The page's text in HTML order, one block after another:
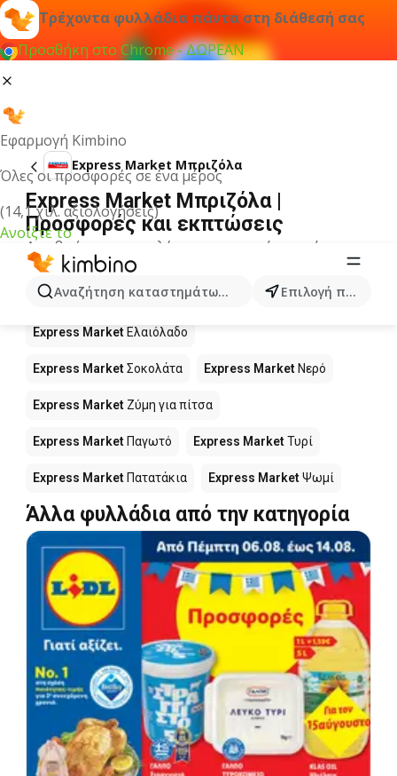
Τρέχοντα φυλλάδια πάντα στη διάθεσή σας
Προσθήκη στο Chrome - ΔΩΡΕΑΝ
Εφαρμογή Kimbino
Όλες οι προσφορές σε ένα μέρος
(14,1 χιλ. αξιολογήσεις)
Ανοίξτε το
Αναζήτηση καταστημάτων, κατηγοριών, προϊόντων...
Επιλογή πόλης
Express Market Μπριζόλα
Express Market Μπριζόλα |
Προσφορές και εκπτώσεις
Δεν βρήκαμε αποτελέσματα για αυτόν τον όρο.
Άλλα προϊόντα στα καταστήματα
Express Market
Express Market Ελαιόλαδο
Express MarketΣοκολάτα Express Market Νερό
Express Market Ζύμη για πίτσα
Express Market Παγωτό Express MarketΤυρί
Express Market Πατατάκια Express MarketΨωμί
Άλλα φυλλάδια από την κατηγορία